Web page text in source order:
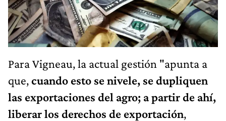
Para Vigneau, la actual gestión "apunta a
que,cuando esto se nivele, se dupliquen
las exportaciones del agro; a partir de ahí,
liberar los derechos de exportación,